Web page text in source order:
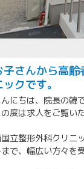
子さんから高
ックです。
にちは、院長の韓で
の度は求人をご覧い
立整形外科クリニ
まで、幅広い方々を